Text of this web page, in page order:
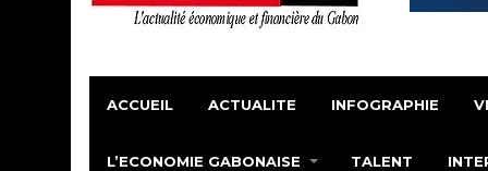
ACCUEIL ACTUALITE INFOGRAPHIE
L’ECONOMIE GABONAISE TALENT